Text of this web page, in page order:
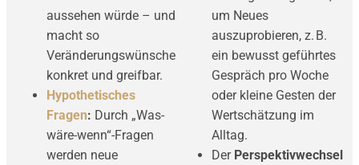
aussehen würde – und
macht so
Veränderungswünsche
konkret und greifbar.
Hypothetisches
Fragen: Durch „Was-
wäre-wenn“-Fragen
werden neue
um Neues
auszuprobieren, z. B.
ein bewusst geführtes
Gespräch pro Woche
oder kleine Gesten der
Wertschätzung im
Alltag.
Der Perspektivwechsel